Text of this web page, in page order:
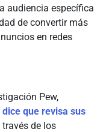
audiencia específica
de convertir más
en redes
Pew,
que revisa sus
de los